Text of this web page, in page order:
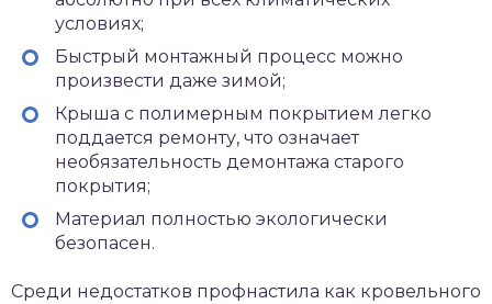
условиях;
Быстрый монтажный процесс можно
произвести даже зимой;
Крыша с полимерным покрытием легко
поддается ремонту, что означает
необязательность демонтажа старого
покрытия;
Материал полностью экологически
безопасен.
Среди недостатков профнастила как кровельного